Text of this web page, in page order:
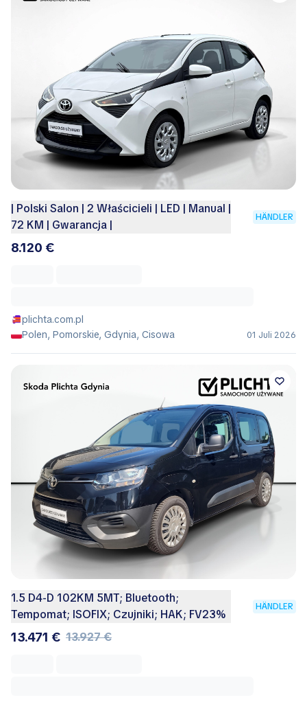
| Polski Salon | 2 Właścicieli | LED | Manual |
72 KM | Gwarancja |
HÄNDLER
8.120 €
plichta.com.pl
Polen, Pomorskie, Gdynia, Cisowa
01 Juli 2026
1.5 D4-D 102KM 5MT; Bluetooth;
Tempomat; ISOFIX; Czujniki; HAK; FV23%
HÄNDLER
13.471 € 13.927 €